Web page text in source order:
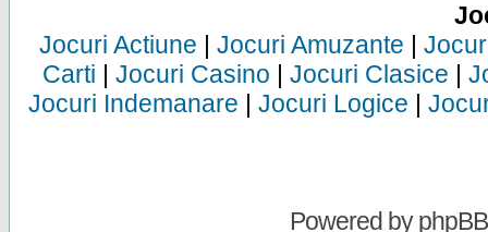
Jocuri Actiune | Jocuri Amuzante |
Carti | Jocuri Casino | Jocuri Clasice |
Jocuri Indemanare | Jocuri Logice |
Powered byphpBB